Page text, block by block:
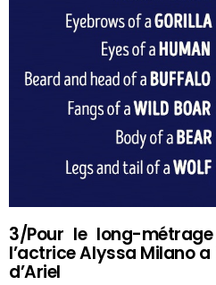
3/Pour le long-
l’actrice Alyssa Milano
d’Ariel